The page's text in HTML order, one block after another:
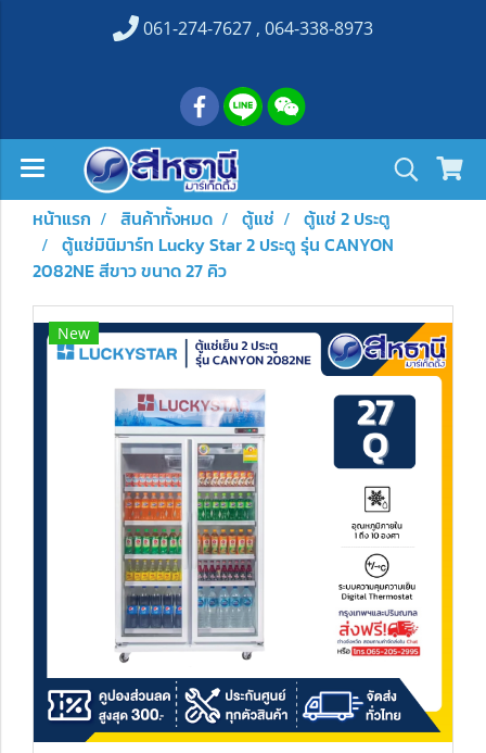
061-274-7627 , 064-338-8973
หน้าแรก สินค้าทั้งหมด ตู้แช่
ตู้แช่ 2 ประตู
ตู้แช่มินิมาร์ท Lucky Star 2 ประตู รุ่น CANYON
2082NE สีขาว ขนาด 27 คิว
New